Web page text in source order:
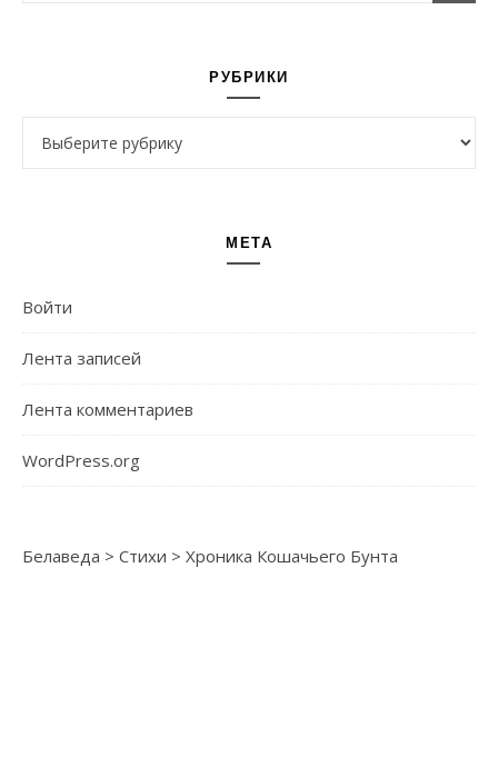
РУБРИКИ
МЕТА
Войти
Лента записей
Лента комментариев
WordPress.org
Белаведа > Стихи > Хроника Кошачьего Бунта